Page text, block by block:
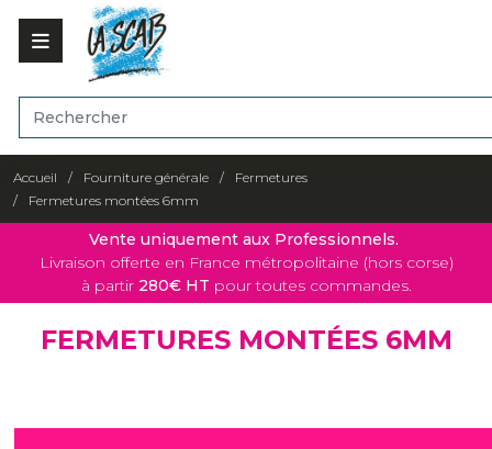
Accueil Fourniture générale
Fermetures
Fermetures montées 6mm
Vente uniquement aux Professionnels.
Livraison offerte en France métropolitaine (hors corse)
à partir 280€ HT pour toutes commandes.
FERMETURES MONTÉES 6MM